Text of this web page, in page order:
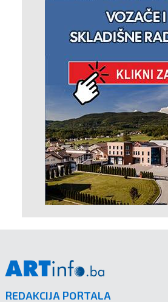
REDAKCIJA PORTALA